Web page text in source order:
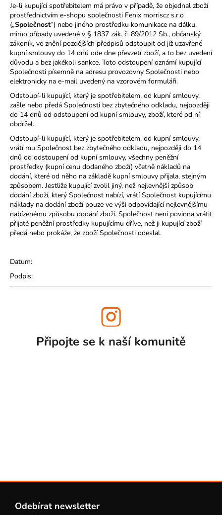
Je-li kupující spotřebitelem má právo v případě, že objednal zboží
prostřednictvím e-shopu společnosti Fenix morriscz s.r.o
(„Společnost“) nebo jiného prostředku komunikace na dálku,
mimo případy uvedené v § 1837 zák. č. 89/2012 Sb., občanský
zákoník, ve znění pozdějších předpisů odstoupit od již uzavřené
kupní smlouvy do 14 dnů ode dne převzetí zboží, a to bez uvedení
důvodu a bez jakékoli sankce. Toto odstoupení oznámí kupující
Společnosti písemně na adresu provozovny Společnosti nebo
elektronicky na e-mail uvedený na vzorovém formuláři.
Odstoupí-li kupující, který je spotřebitelem, od kupní smlouvy,
zašle nebo předá Společnosti bez zbytečného odkladu, nejpozději
do 14 dnů od odstoupení od kupní smlouvy, zboží, které od ní
obdržel.
Odstoupí-li kupující, který je spotřebitelem, od kupní smlouvy,
vrátí mu Společnost bez zbytečného odkladu, nejpozději do 14
dnů od odstoupení od kupní smlouvy, všechny peněžní
prostředky (kupní cenu dodaného zboží) včetně nákladů na
dodání, které od něho na základě kupní smlouvy přijala, stejným
způsobem. Jestliže kupující zvolil jiný, než nejlevnější způsob
dodání zboží, který Společnost nabízí, vrátí Společnost kupujícímu
náklady na dodání zboží pouze ve výši odpovídající nejlevnějšímu
nabízenému způsobu dodání zboží. Společnost není povinna vrátit
přijaté peněžní prostředky kupujícímu dříve, než ji kupující zboží
předá nebo prokáže, že zboží Společnosti odeslal.
Datum:
Podpis:
Připojte se k naší komunitě
Odebírat newsletter